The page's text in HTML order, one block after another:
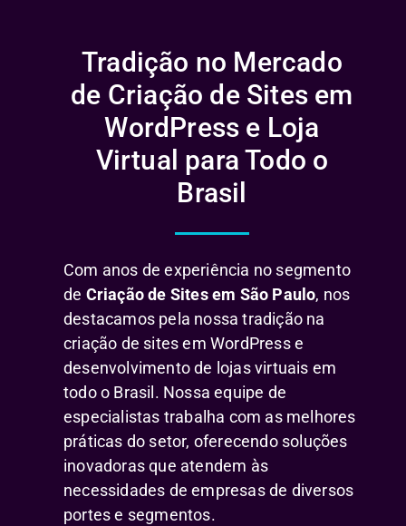
Tradição no Mercado
de Criação de Sites em
WordPress e Loja
Virtual para Todo o
Brasil
Com anos de experiência no segmento
de Criação de Sites em São Paulo, nos
destacamos pela nossa tradição na
criação de sites em WordPress e
desenvolvimento de lojas virtuais em
todo o Brasil. Nossa equipe de
especialistas trabalha com as melhores
práticas do setor, oferecendo soluções
inovadoras que atendem às
necessidades de empresas de diversos
portes e segmentos.